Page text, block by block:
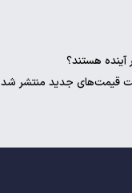
آینده هستند؟
قیمت‌های جدید منتشر شد